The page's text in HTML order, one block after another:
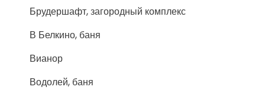
Брудершафт, загородный комплекс
В Белкино, баня
Вианор
Водолей, баня